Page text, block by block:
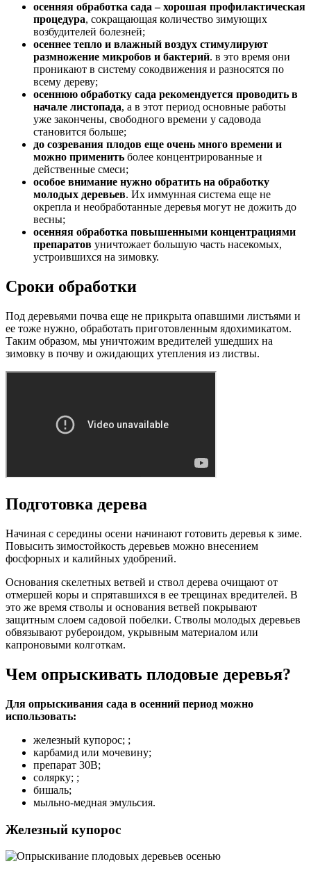
осенняя обработка сада – хорошая профилактическая
процедура, сокращающая количество зимующих
возбудителей болезней;
осеннее тепло и влажный воздух стимулируют
размножение микробов и бактерий. в это время они
проникают в систему сокодвижения и разносятся по
всему дереву;
осеннюю обработку сада рекомендуется проводить в
начале листопада, а в этот период основные работы
уже закончены, свободного времени у садовода
становится больше;
до созревания плодов еще очень много времени и
можно применить более концентрированные и
действенные смеси;
особое внимание нужно обратить на обработку
молодых деревьев. Их иммунная система еще не
окрепла и необработанные деревья могут не дожить до
весны;
осенняя обработка повышенными концентрациями
препаратов уничтожает большую часть насекомых,
устроившихся на зимовку.
Сроки обработки
Под деревьями почва еще не прикрыта опавшими листьями и
ее тоже нужно, обработать приготовленным ядохимикатом.
Таким образом, мы уничтожим вредителей ушедших на
зимовку в почву и ожидающих утепления из листвы.
Подготовка дерева
Начиная с середины осени начинают готовить деревья к зиме.
Повысить зимостойкость деревьев можно внесением
фосфорных и калийных удобрений.
Основания скелетных ветвей и ствол дерева очищают от
отмершей коры и спрятавшихся в ее трещинах вредителей. В
это же время стволы и основания ветвей покрывают
защитным слоем садовой побелки. Стволы молодых деревьев
обвязывают рубероидом, укрывным материалом или
капроновыми колготкам.
Чем опрыскивать плодовые деревья?
Для опрыскивания сада в осенний период можно
использовать:
железный купорос; ;
карбамид или мочевину;
препарат 30В;
солярку; ;
бишаль;
мыльно-медная эмульсия.
Железный купорос